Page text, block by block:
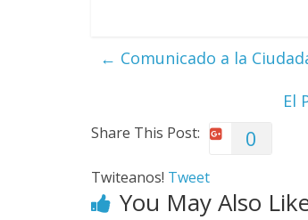
← Comunicado a la
El
Share This Post: 0
Twiteanos! Tweet
You May Also